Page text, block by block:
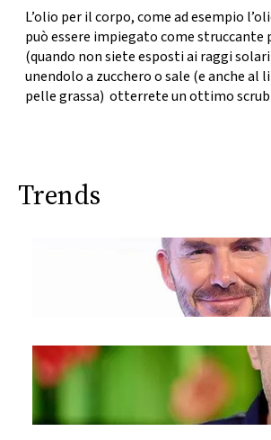
L’olio per il corpo,come ad esempio
può essere impiegato come struccante
(quando non siete esposti ai raggi
unendolo a zucchero o sale (e anche al
pelle grassa) otterrete un ottimo scrub
Trends